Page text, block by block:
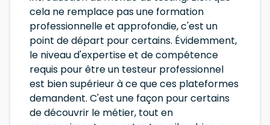
cela ne remplace pas une formation
professionnelle et approfondie, c'est un
point de départ pour certains. Évidemment,
le niveau d'expertise et de compétence
requis pour être un testeur professionnel
est bien supérieur à ce que ces plateformes
demandent. C'est une façon pour certains
de découvrir le métier, tout en